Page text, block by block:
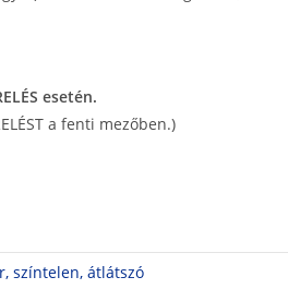
esetén.
a fenti mezőben.)
színtelen, átlátszó